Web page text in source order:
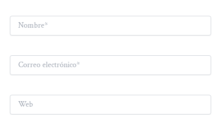
Nombre*
Correo
electrónico*
Web